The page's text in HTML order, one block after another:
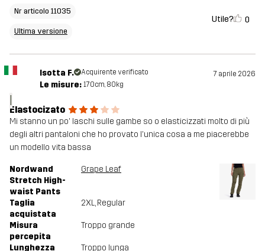
Nr articolo 11035
Ultima versione
Utile? 0
I
Isotta F. Acquirente verificato 7 aprile 2026
Le misure: 170cm, 80kg
Elastocizato
Mi stanno un po' laschi sulle gambe so o elasticizzati molto di più
degli altri pantaloni che ho provato l'unica cosa a me piacerebbe
un modello vita bassa
Nordwand
Stretch High-
waist Pants
Grape Leaf
Taglia
acquistata
2XL, Regular
Misura
percepita
Troppo grande
Lunghezza Troppo lunga